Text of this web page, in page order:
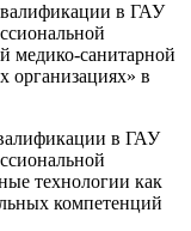
в ГАУ
медико-санитарной
организациях» в
в ГАУ
технологии как
компетенций